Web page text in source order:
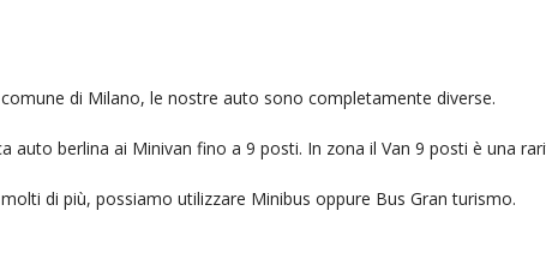
di Milano, le nostre auto sono completamente diverse.
auto berlina ai Minivan fino a 9 posti. In zona il Van 9 posti è una
di più, possiamo utilizzare Minibus oppure Bus Gran turismo.